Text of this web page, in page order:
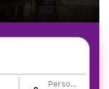
Personnes